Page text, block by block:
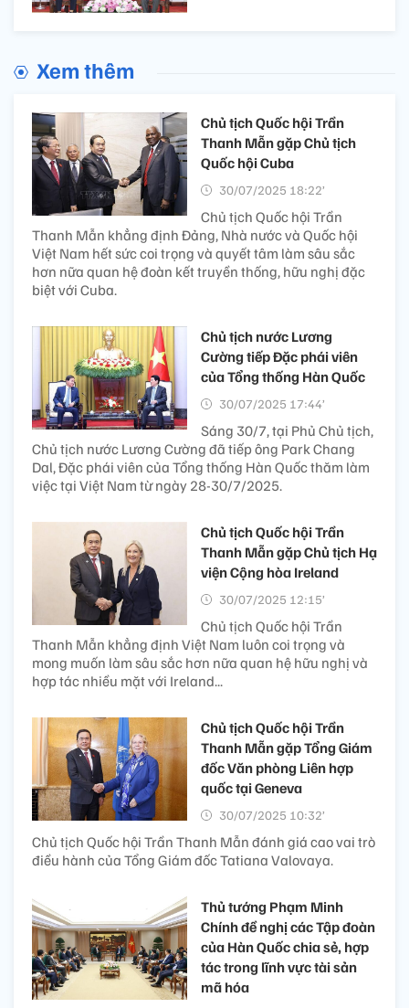
Xem thêm
Chủ tịch Quốc hội Trần
Thanh Mẫn gặp Chủ tịch
Quốc hội Cuba
30/07/2025 18:22’
Chủ tịch Quốc hội Trần
Thanh Mẫn khẳng định Đảng, Nhà nước và Quốc hội
Việt Nam hết sức coi trọng và quyết tâm làm sâu sắc
hơn nữa quan hệ đoàn kết truyền thống, hữu nghị đặc
biệt với Cuba.
Chủ tịch nước Lương
Cường tiếp Đặc phái viên
của Tổng thống Hàn Quốc
30/07/2025 17:44’
Sáng 30/7, tại Phủ Chủ tịch,
Chủ tịch nước Lương Cường đã tiếp ông Park Chang
Dal, Đặc phái viên của Tổng thống Hàn Quốc thăm làm
việc tại Việt Nam từ ngày 28-30/7/2025.
Chủ tịch Quốc hội Trần
Thanh Mẫn gặp Chủ tịch Hạ
viện Cộng hòa Ireland
30/07/2025 12:15’
Chủ tịch Quốc hội Trần
Thanh Mẫn khẳng định Việt Nam luôn coi trọng và
mong muốn làm sâu sắc hơn nữa quan hệ hữu nghị và
hợp tác nhiều mặt với Ireland...
Chủ tịch Quốc hội Trần
Thanh Mẫn gặp Tổng Giám
đốc Văn phòng Liên hợp
quốc tại Geneva
30/07/2025 10:32’
Chủ tịch Quốc hội Trần Thanh Mẫn đánh giá cao vai trò
điều hành của Tổng Giám đốc Tatiana Valovaya.
Thủ tướng Phạm Minh
Chính đề nghị các Tập đoàn
của Hàn Quốc chia sẻ, hợp
tác trong lĩnh vực tài sản
mã hóa